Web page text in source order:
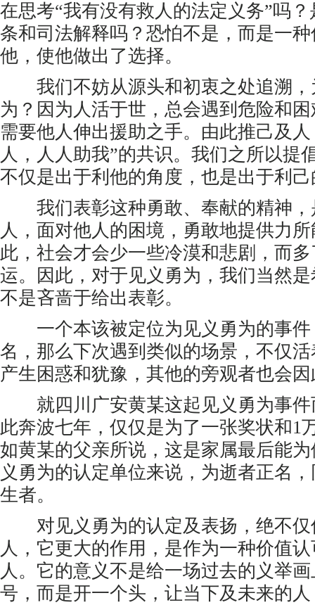
在思考“我有没有救人的法定义务”吗
条和司法解释吗？恐怕不是，而是一
他，使他做出了选择。
我们不妨从源头和初衷之处追溯，
为？因为人活于世，总会遇到危险和
需要他人伸出援助之手。由此推己及
人，人人助我”的共识。我们之所以提
不仅是出于利他的角度，也是出于利
我们表彰这种勇敢、奉献的精神，
人，面对他人的困境，勇敢地提供力
此，社会才会少一些冷漠和悲剧，而
运。因此，对于见义勇为，我们当然
不是吝啬于给出表彰。
一个本该被定位为见义勇为的事件
名，那么下次遇到类似的场景，不仅
产生困惑和犹豫，其他的旁观者也会
就四川广安黄某这起见义勇为事件
此奔波七年，仅仅是为了一张奖状和1
如黄某的父亲所说，这是家属最后能
义勇为的认定单位来说，为逝者正名
生者。
对见义勇为的认定及表扬，绝不仅
人，它更大的作用，是作为一种价值
人。它的意义不是给一场过去的义举
号，而是开一个头，让当下及未来的